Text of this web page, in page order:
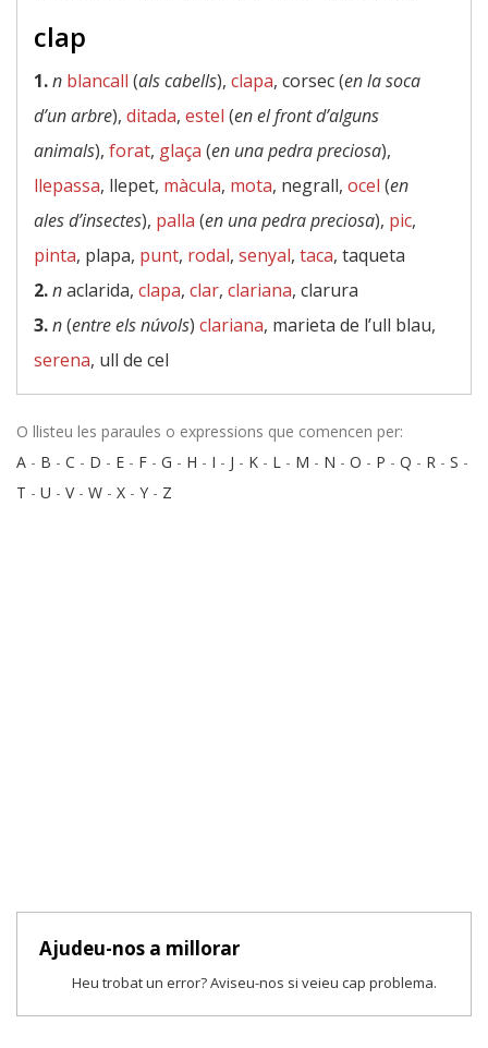
clap
1.n blancall (als cabells), clapa, corsec (en la soca
d’un arbre), ditada, estel (en el front d’alguns
animals), forat, glaça (en una pedra preciosa),
llepassa, llepet, màcula, mota, negrall, ocel (en
ales d’insectes), palla (en una pedra preciosa), pic,
pinta, plapa, punt, rodal, senyal, taca, taqueta
2.naclarida, clapa, clar, clariana, clarura
3.n(entre els núvols) clariana, marieta de l’ull blau,
serena, ull de cel
O llisteu les paraules o expressions que comencen per:
A - B - C - D - E - F - G - H - I - J - K - L - M - N - O - P - Q - R - S -
T - U - V- W - X - Y - Z
Ajudeu-nos a millorar
Heu trobat un error? Aviseu-nos si veieu cap problema.